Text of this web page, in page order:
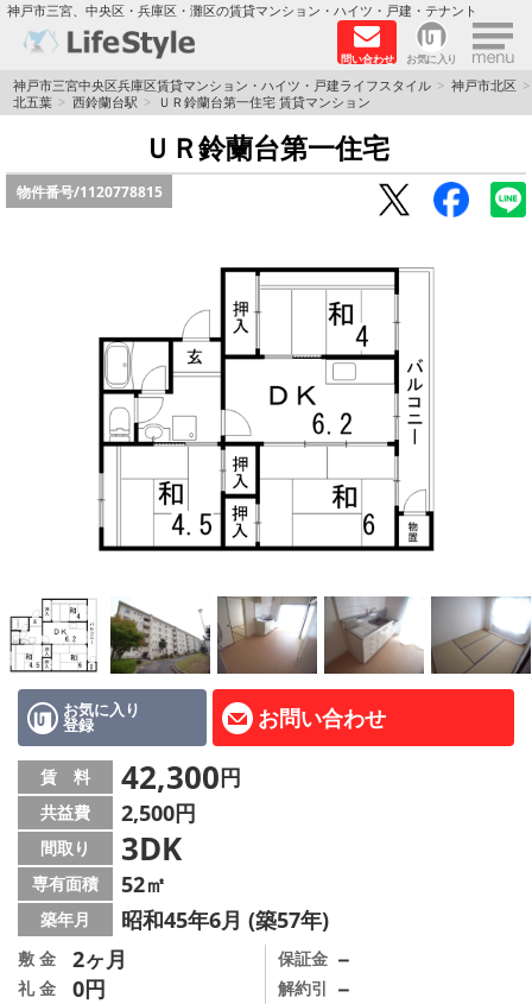
神戸市三宮、中央区・兵庫区・灘区の賃貸マンション・ハイツ・戸建・テナント
問い合わせ お気に入り ×
TOPページ
神戸の単身向けマンション特集
新築物件
リノベーション物件
ペット飼育可能
地域から探す
地図から探す
店舗情報·アクセス
会社概要
メールでお問い合わせ
神戸市三宮中央区兵庫区賃貸マンション・ハイツ・戸建ライフスタイル
神戸市北区
北五葉
西鈴蘭台駅 ＵＲ鈴蘭台第一住宅 賃貸マンション
ＵＲ鈴蘭台第一住宅
物件番号/1120778815
お気に入り
登録 お問い合わせ
賃 料 42,300円
共益費 2,500円
間取り 3DK
専有面積 52㎡
築年月 昭和45年6月 (築57年)
敷 金 2ヶ月
礼 金 0円
保証金 －
解約引 －